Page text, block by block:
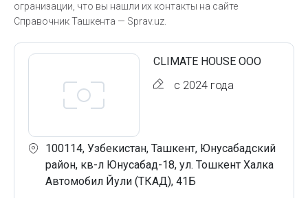
огранизации, что вы нашли их контакты на сайте
Справочник Ташкента — Sprav.uz.
CLIMATE HOUSE ООО
с 2024 года
100114, Узбекистан, Ташкент, Юнусабадский
район, кв-л Юнусабад-18, ул. Тошкент Халка
Автомобил Йули (ТКАД), 41Б